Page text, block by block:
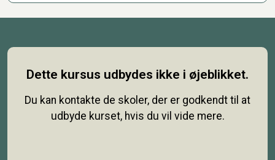
Dette kursus udbydes ikke i øjeblikket.
Du kan kontakte de skoler, der er godkendt til at
udbyde kurset, hvis du vil vide mere.